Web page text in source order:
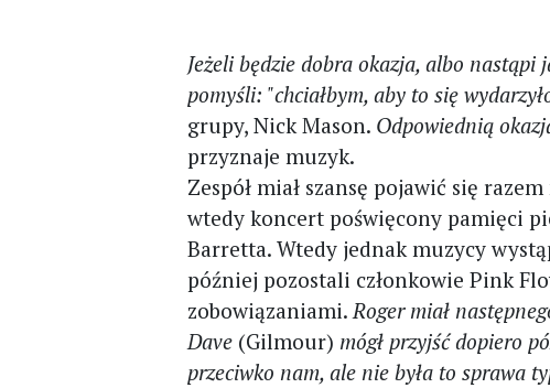
Jeżeli będzie dobra okazja, albo
pomyśli: "chciałbym, aby to się
grupy, Nick Mason. Odpowiednią
przyznaje muzyk.
Zespół miał szansę pojawić się
wtedy koncert poświęcony pamięci
Barretta. Wtedy jednak muzycy
później pozostali członkowie Pink
zobowiązaniami.Roger miał
Dave (Gilmour) mógł przyjść dopiero
przeciwko nam, ale nie była to sprawa